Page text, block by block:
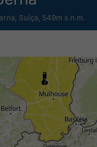
, Suíça, 549m s.n.m.